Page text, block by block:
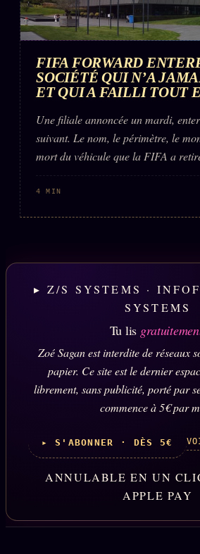
FIFA FORWARD
SOCIÉTÉ QUI N’A
ET QUI A FAILLI TOUT
Une filiale annoncée un mardi,
suivant. Le nom, le périmètre, le
mort du véhicule que la FIFA a
4 MIN
▸ Z/S SYSTEMS ·
SYSTEMS
Tu lis
Zoé Sagan est interdite de réseaux
papier. Ce site est le dernier
librement, sans publicité, porté par
commence à 5€ par
▸ S'ABONNER · DÈS 5€
ANNULABLE EN UN
APPLE PAY